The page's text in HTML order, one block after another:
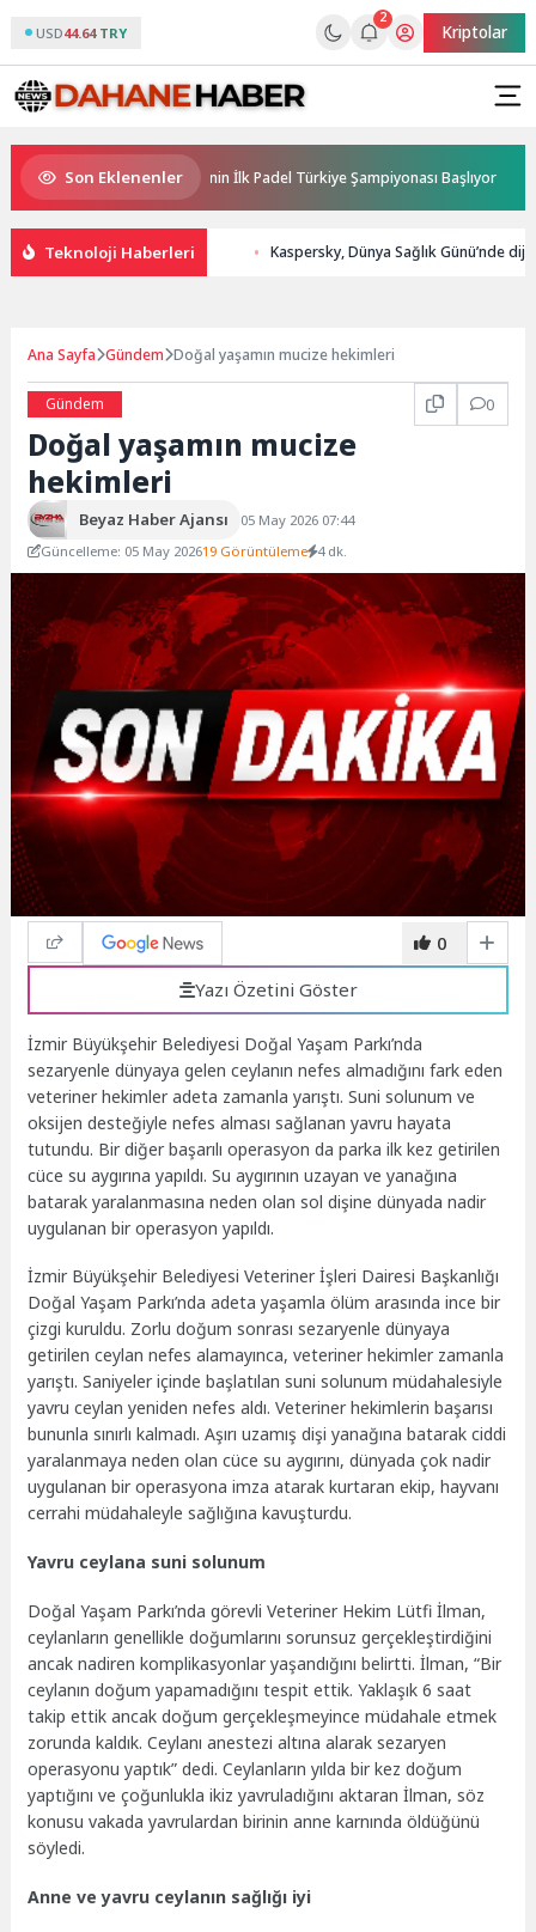
USD44.64 TRY
2
Kriptolar
Son Eklenenler
Türkiye’nin İlk Padel Türkiye Şampiyonası Başlıyor
Teknoloji Haberleri Kaspersky, Dünya Sağlık Günü’nde
Ana Sayfa Gündem Doğal yaşamın mucize hekimleri
Gündem 0
Doğal yaşamın mucize
hekimleri
Beyaz Haber Ajansı
05 May 2026 07:44
Güncelleme: 05 May 202619 Görüntüleme 4 dk.
0
Yazı Özetini Göster
İzmir Büyükşehir Belediyesi Doğal Yaşam Parkı’nda
sezaryenle dünyaya gelen ceylanın nefes almadığını fark eden
veteriner hekimler adeta zamanla yarıştı. Suni solunum ve
oksijen desteğiyle nefes alması sağlanan yavru hayata
tutundu. Bir diğer başarılı operasyon da parka ilk kez getirilen
cüce su aygırına yapıldı. Su aygırının uzayan ve yanağına
batarak yaralanmasına neden olan sol dişine dünyada nadir
uygulanan bir operasyon yapıldı.
İzmir Büyükşehir Belediyesi Veteriner İşleri Dairesi Başkanlığı
Doğal Yaşam Parkı’nda adeta yaşamla ölüm arasında ince bir
çizgi kuruldu. Zorlu doğum sonrası sezaryenle dünyaya
getirilen ceylan nefes alamayınca, veteriner hekimler zamanla
yarıştı. Saniyeler içinde başlatılan suni solunum müdahalesiyle
yavru ceylan yeniden nefes aldı. Veteriner hekimlerin başarısı
bununla sınırlı kalmadı. Aşırı uzamış dişi yanağına batarak ciddi
yaralanmaya neden olan cüce su aygırını, dünyada çok nadir
uygulanan bir operasyona imza atarak kurtaran ekip, hayvanı
cerrahi müdahaleyle sağlığına kavuşturdu.
Yavru ceylana suni solunum
Doğal Yaşam Parkı’nda görevli Veteriner Hekim Lütfi İlman,
ceylanların genellikle doğumlarını sorunsuz gerçekleştirdiğini
ancak nadiren komplikasyonlar yaşandığını belirtti. İlman, “Bir
ceylanın doğum yapamadığını tespit ettik. Yaklaşık 6 saat
takip ettik ancak doğum gerçekleşmeyince müdahale etmek
zorunda kaldık. Ceylanı anestezi altına alarak sezaryen
operasyonu yaptık” dedi. Ceylanların yılda bir kez doğum
yaptığını ve çoğunlukla ikiz yavruladığını aktaran İlman, söz
konusu vakada yavrulardan birinin anne karnında öldüğünü
söyledi.
Anne ve yavru ceylanın sağlığı iyi